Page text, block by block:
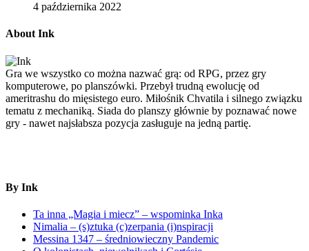
4 października 2022
About Ink
Gra we wszystko co można nazwać grą: od RPG, przez gry
komputerowe, po planszówki. Przebył trudną ewolucję od
ameritrashu do mięsistego euro. Miłośnik Chvatila i silnego związku
tematu z mechaniką. Siada do planszy głównie by poznawać nowe
gry - nawet najsłabsza pozycja zasługuje na jedną partię.
By Ink
Ta inna „Magia i miecz” – wspominka Inka
Nimalia – (s)ztuka (c)zerpania (i)nspiracji
Messina 1347 – średniowieczny Pandemic